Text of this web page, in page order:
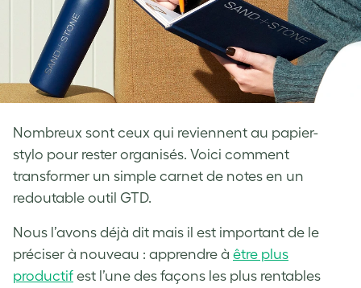
Nombreux sont ceux qui reviennent au papier-
stylo pour rester organisés. Voici comment
transformer un simple carnet de notes en un
redoutable outil GTD.
Nous l’avons déjà dit mais il est important de le
préciser à nouveau : apprendre à être plus
productif est l’une des façons les plus rentables